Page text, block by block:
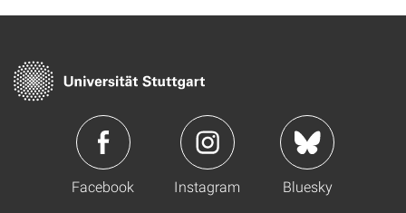
Facebook Instagram Bluesky